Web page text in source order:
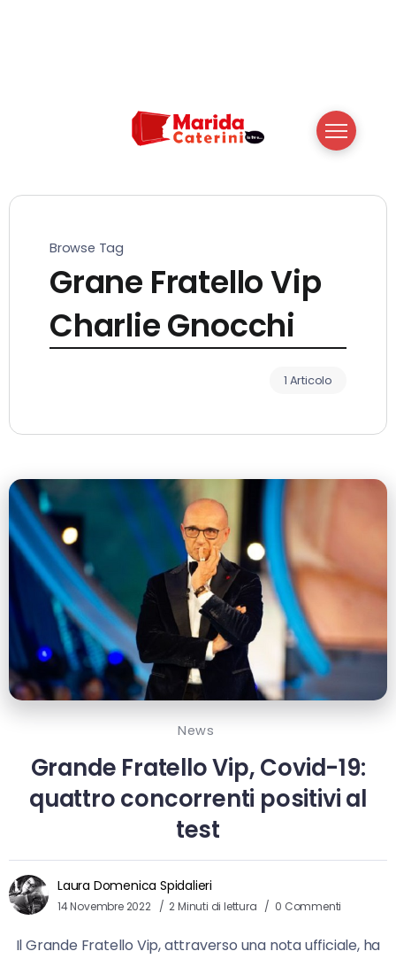
Browse Tag
Grane Fratello Vip
Charlie Gnocchi
1 Articolo
News
Grande Fratello Vip, Covid-19:
quattro concorrenti positivi al
test
Laura Domenica Spidalieri
14 Novembre 2022 2 Minuti di lettura 0 Commenti
Il Grande Fratello Vip, attraverso una nota ufficiale, ha